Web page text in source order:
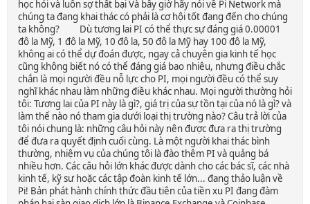
học hỏi và luôn sợ thất bại Và bây giờ hãy nói về Pi Network mà
chúng ta đang khai thác có phải là cơ hội tốt đang đến cho chúng
ta không? Dù tương lai PI có thể thực sự đáng giá 0.00001
đô la Mỹ, 1 đô la Mỹ, 10 đô la, 50 đô la Mỹ hay 100 đô la Mỹ,
không ai có thể dự đoán được, ngay cả chuyên gia kinh tế học
cũng không biết nó có thể đáng giá bao nhiêu, nhưng điều chắc
chắn là mọi người đều nỗ lực cho PI, mọi người đều có thể suy
nghĩ khác nhau làm những điều khác nhau. Mọi người thường hỏi
tôi: Tương lai của PI này là gì?, giá trị của sự tồn tại của nó là gì? và
làm thế nào nó tham gia dưới loại thị trường nào? Câu trả lời của
tôi nói chung là: những câu hỏi này nên được đưa ra thị trường
để đưa ra quyết định cuối cùng. Là một người khai thác bình
thường, nhiệm vụ của chúng tôi là đào thêm PI và quảng bá
nhiều hơn. Các câu hỏi lớn khác được dành cho các bác sĩ, các nhà
kinh tế, kỹ sư hoặc các tập đoàn kinh tế lớn... đang thảo luận về
Pi! Bản phát hành chính thức đầu tiên của tiền xu PI đang đàm